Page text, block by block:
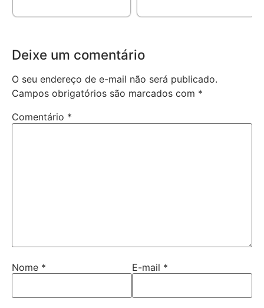
Deixe um comentário
O seu endereço de e-mail não será publicado.
Campos obrigatórios são marcados com *
Comentário *
Nome * E-mail *